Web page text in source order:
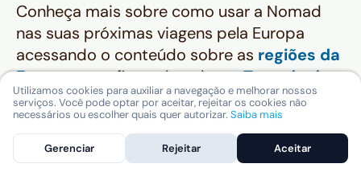
Conheça mais sobre como usar a Nomad
nas suas próximas viagens pela Europa
acessando o conteúdo sobre as regiões da
Europae confira tudo sobre oTratado de
Schengense estiver planejando passar por
mais de um país durante a viagem.
A culinária belga é uma das mais ricas e
Utilizamos cookies para auxiliar a navegação e melhorar nossos
serviços. Você pode optar por aceitar, rejeitar os cookies não
necessários ou escolher quais quer autorizar. Saiba mais
Gerenciar Rejeitar Aceitar